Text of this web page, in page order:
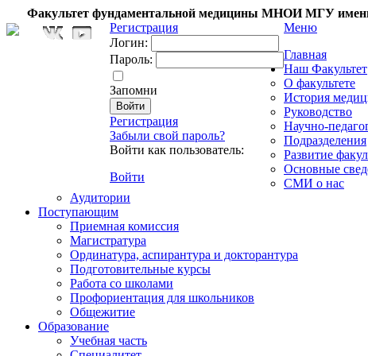
Факультет фундаментальной медицины МНОИ МГУ
Регистрация
Логин:
Пароль:
Запомни
Регистрация
Забыли свой пароль?
Войти как пользователь:
Войти
Меню
Главная
Наш Факультет
О факультете
История
Руководство
Научно-
Подразделения
Развитие
Основные
СМИ о нас
Аудитории
Поступающим
Приемная комиссия
Магистратура
Ординатура, аспирантура и докторантура
Подготовительные курсы
Работа со школами
Профориентация для школьников
Общежитие
Образование
Учебная часть